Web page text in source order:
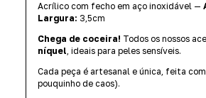
Acrílico com fecho em aço inoxidável —
Largura: 3,5cm
Chega de coceira! Todos os nossos
níquel, ideais para peles sensíveis.
Cada peça é artesanal e única, feita
pouquinho de caos).